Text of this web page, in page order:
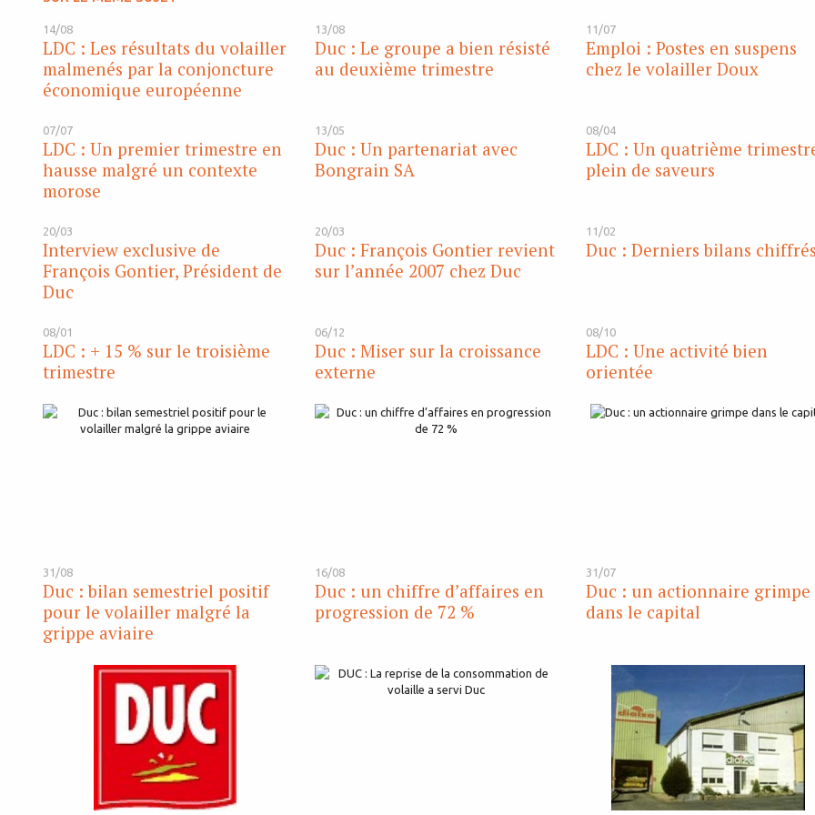
14/08
LDC : Les résultats du volailler
malmenés par la conjoncture
économique européenne
13/08
Duc : Le groupe a bien résisté
au deuxième trimestre
11/07
Emploi : Postes en suspens
chez le volailler Doux
07/07
LDC : Un premier trimestre en
hausse malgré un contexte
morose
13/05
Duc : Un partenariat avec
Bongrain SA
08/04
LDC : Un quatrième
plein de saveurs
20/03
Interview exclusive de
François Gontier, Président de
Duc
20/03
Duc : François Gontier revient
sur l’année 2007 chez Duc
11/02
Duc : Derniers bilans
08/01
LDC : + 15 % sur le troisième
trimestre
06/12
Duc : Miser sur la croissance
externe
08/10
LDC : Une activité bien
orientée
31/08
Duc : bilan semestriel positif
pour le volailler malgré la
grippe aviaire
16/08
Duc : un chiffre d’affaires en
progression de 72 %
31/07
Duc : un actionnaire grimpe
dans le capital